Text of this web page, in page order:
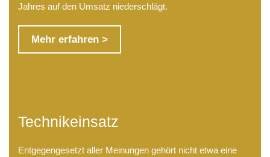
Jahres auf den Umsatz niederschlägt.
Mehr erfahren >
Technikeinsatz
Entgegengesetzt aller Meinungen gehört nicht etwa eine